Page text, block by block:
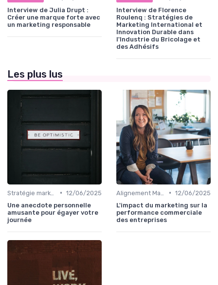
Interview de Julia Drupt :
Créer une marque forte avec
un marketing responsable
Interview de Florence
Roulenq : Stratégies de
Marketing International et
Innovation Durable dans
l'Industrie du Bricolage et
des Adhésifs
Les plus lus
• 12/06/2025
Une anecdote personnelle
amusante pour égayer votre
journée
• 12/06/2025
L'impact du marketing sur la
performance commerciale
des entreprises